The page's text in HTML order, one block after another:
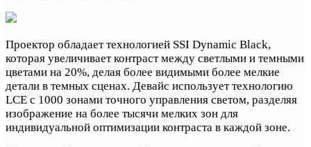
Проектор обладает технологией SSI Dynamic Black,
которая увеличивает контраст между светлыми и темными
цветами на 20%, делая более видимыми более мелкие
детали в темных сценах. Девайс использует технологию
LCE с 1000 зонами точного управления светом, разделяя
изображение на более тысячи мелких зон для
индивидуальной оптимизации контраста в каждой зоне.